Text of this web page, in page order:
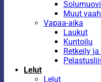
Muut
Vapaa-aika
Laukut
Kuntoilu
Retkeily
Lelut
Lelut